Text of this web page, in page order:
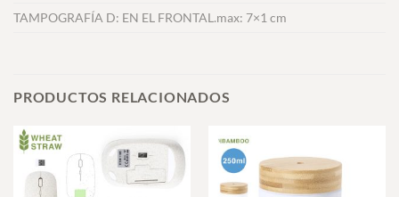
TAMPOGRAFÍA D: EN EL FRONTAL.max: 7×1 cm
PRODUCTOS RELACIONADOS